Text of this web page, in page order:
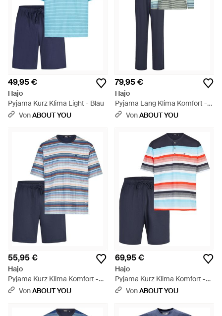
49,95 €
Hajo
Pyjama Kurz Klima Light - Blau
VonABOUT YOU
79,95 €
Hajo
Pyjama Lang Klima Komfort -
BlauVonABOUT YOU
55,95 €
Hajo
Pyjama Kurz Klima Komfort -
BlauVonABOUT YOU
69,95 €
Hajo
Pyjama Kurz Klima Komfort -
BlauVonABOUT YOU